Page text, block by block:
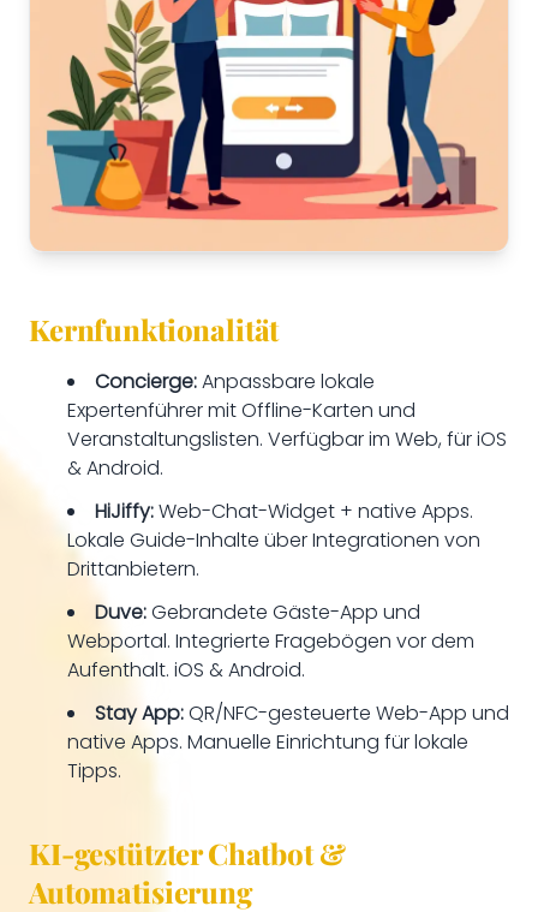
Kernfunktionalität
Concierge:Anpassbare lokale
Expertenführer mit Offline-Karten und
Veranstaltungslisten. Verfügbar im Web, für iOS
& Android.
HiJiffy:Web-Chat-Widget + native Apps.
Lokale Guide-Inhalte über Integrationen von
Drittanbietern.
Duve:Gebrandete Gäste-App und
Webportal. Integrierte Fragebögen vor dem
Aufenthalt. iOS & Android.
Stay App:QR/NFC-gesteuerte Web-App und
native Apps. Manuelle Einrichtung für lokale
Tipps.
KI-gestützter Chatbot &
Automatisierung